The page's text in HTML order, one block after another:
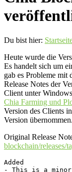
Du bist hier:
Heute wurde die
Es handelt sich um
gab es Probleme mit
Release Notes der
Client unter
Chia Farming und
Version des Clients
Version übernommen.
Original Release
blockchain/releases/
Added
- This is a